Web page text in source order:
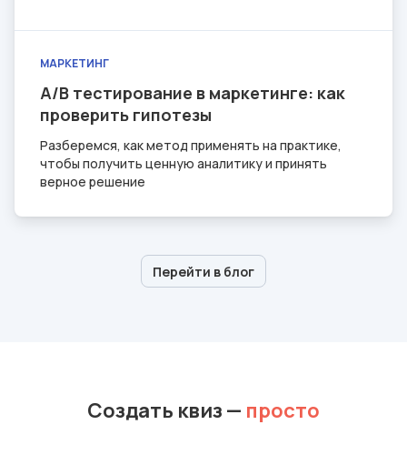
МАРКЕТИНГ
A/B тестирование в маркетинге: как
проверить гипотезы
Разберемся, как метод применять на практике,
чтобы получить ценную аналитику и принять
верное решение
Перейти в блог
Создать квиз — просто